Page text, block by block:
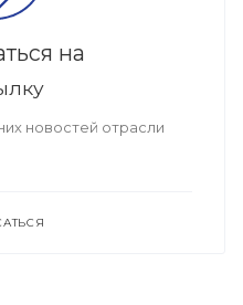
на
новостей отрасли